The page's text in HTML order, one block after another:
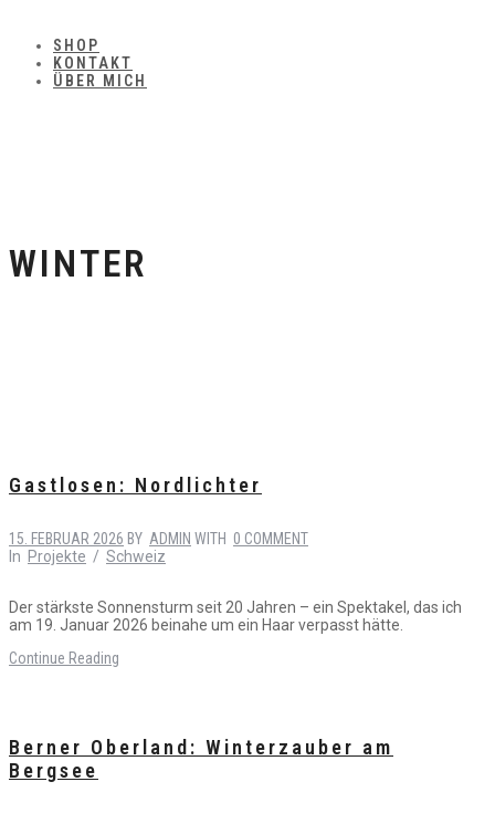
SHOP
KONTAKT
ÜBER MICH
WINTER
Gastlosen: Nordlichter
15. FEBRUAR 2026 BY ADMIN WITH 0 COMMENT
In Projekte / Schweiz
Der stärkste Sonnensturm seit 20 Jahren – ein Spektakel, das ich
am 19. Januar 2026 beinahe um ein Haar verpasst hätte.
Continue Reading
Berner Oberland: Winterzauber am
Bergsee